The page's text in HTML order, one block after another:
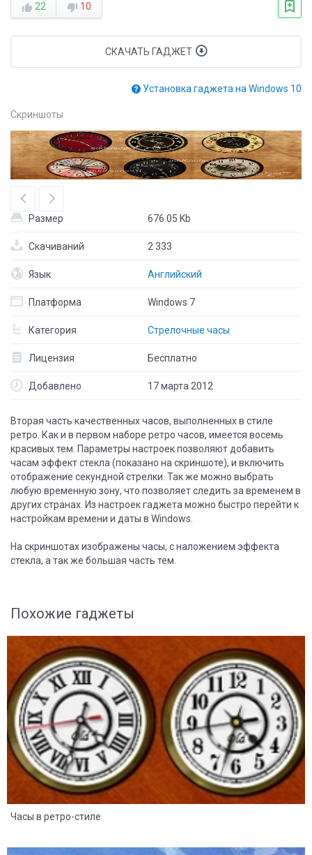
22 10
СКАЧАТЬ ГАДЖЕТ
Установка гаджета на Windows 10
Скриншоты
Размер 676.05 Kb
Скачиваний 2 333
Язык Английский
Платформа Windows 7
Категория Стрелочные часы
Лицензия Бесплатно
Добавлено 17 марта 2012
Вторая часть качественных часов, выполненных в стиле
ретро. Как и в первом наборе ретро часов, имеется восемь
красивых тем. Параметры настроек позволяют добавить
часам эффект стекла (показано на скриншоте), и включить
отображение секундной стрелки. Так же можно выбрать
любую временную зону, что позволяет следить за временем в
других странах. Из настроек гаджета можно быстро перейти к
настройкам времени и даты в Windows.
На скриншотах изображены часы, с наложением эффекта
стекла, а так же большая часть тем.
Похожие гаджеты
8
Часы в ретро-стиле